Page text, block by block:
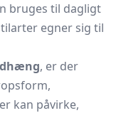
bruges til dagligt
egner sig til
, er der
kan påvirke,